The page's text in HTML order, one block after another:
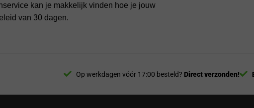
kan je makkelijk vinden hoe je jouw
van 30 dagen.
Op werkdagen vóór 17:00 besteld? Direct verzonden!